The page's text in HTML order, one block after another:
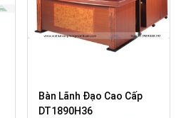
Bàn Lãnh Đạo Cao Cấp
DT1890H36